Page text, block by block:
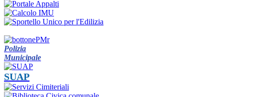
Polizia
Municipale
SUAP